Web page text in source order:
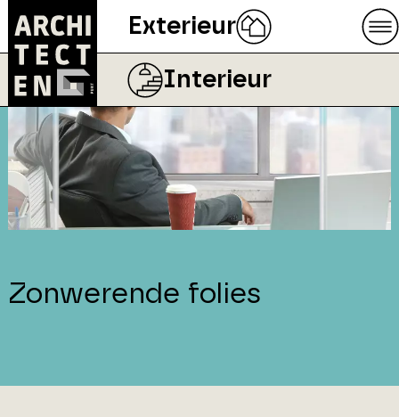
Exterieur
Interieur
Zonwerende folies